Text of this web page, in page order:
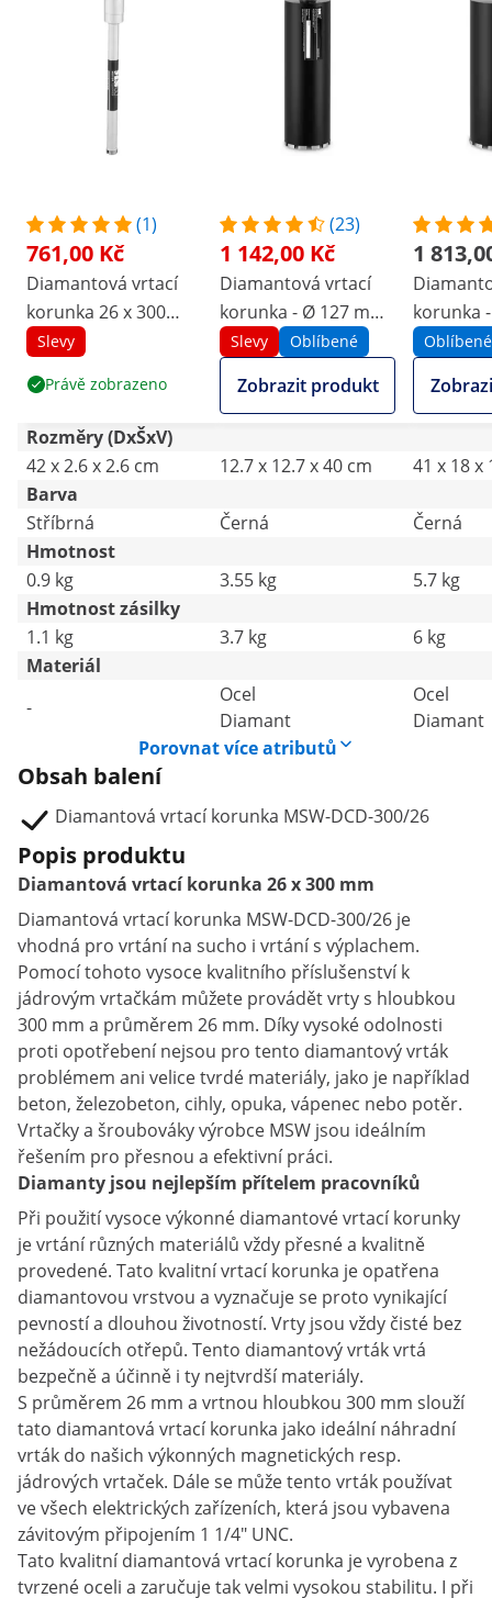
(1)
761,00 Kč
Diamantová vrtací
korunka 26 x 300
mm
Slevy
Právě zobrazeno
(23)
1 142,00 Kč
Diamantová vrtací
korunka - Ø 127 mm
- 400 mm
Slevy Oblíbené
Zobrazit produkt
1
korunka
- 450 mm
Oblíbené
Rozměry (DxŠxV)
42 x 2.6 x 2.6 cm
12.7 x 12.7 x 40 cm
41 x 18 x
Barva
Stříbrná
Černá
Černá
Hmotnost
0.9 kg
3.55 kg
5.7 kg
Hmotnost zásilky
1.1 kg
3.7 kg
6 kg
Materiál
-
Ocel
Diamant
Ocel
Diamant
Porovnat více atributů
Obsah balení
Diamantová vrtací korunka MSW-DCD-300/26
Popis produktu
Diamantová vrtací korunka 26 x 300 mm
Diamantová vrtací korunka MSW-DCD-300/26 je
vhodná pro vrtání na sucho i vrtání s výplachem.
Pomocí tohoto vysoce kvalitního příslušenství k
jádrovým vrtačkám můžete provádět vrty s hloubkou
300 mm a průměrem 26 mm. Díky vysoké odolnosti
proti opotřebení nejsou pro tento diamantový vrták
problémem ani velice tvrdé materiály, jako je například
beton, železobeton, cihly, opuka, vápenec nebo potěr.
Vrtačky a šroubováky výrobce MSW jsou ideálním
řešením pro přesnou a efektivní práci.
Diamanty jsou nejlepším přítelem pracovníků
Při použití vysoce výkonné diamantové vrtací korunky
je vrtání různých materiálů vždy přesné a kvalitně
provedené. Tato kvalitní vrtací korunka je opatřena
diamantovou vrstvou a vyznačuje se proto vynikající
pevností a dlouhou životností. Vrty jsou vždy čisté bez
nežádoucích otřepů. Tento diamantový vrták vrtá
bezpečně a účinně i ty nejtvrdší materiály.
S průměrem 26 mm a vrtnou hloubkou 300 mm slouží
tato diamantová vrtací korunka jako ideální náhradní
vrták do našich výkonných magnetických resp.
jádrových vrtaček. Dále se může tento vrták používat
ve všech elektrických zařízeních, která jsou vybavena
závitovým připojením 1 1/4" UNC.
Tato kvalitní diamantová vrtací korunka je vyrobena z
tvrzené oceli a zaručuje tak velmi vysokou stabilitu. I při